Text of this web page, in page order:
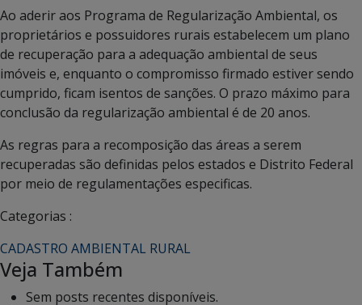
Ao aderir aos Programa de Regularização Ambiental, os
proprietários e possuidores rurais estabelecem um plano
de recuperação para a adequação ambiental de seus
imóveis e, enquanto o compromisso firmado estiver sendo
cumprido, ficam isentos de sanções. O prazo máximo para
conclusão da regularização ambiental é de 20 anos.
As regras para a recomposição das áreas a serem
recuperadas são definidas pelos estados e Distrito Federal
por meio de regulamentações especificas.
Categorias :
CADASTRO AMBIENTAL RURAL
Veja Também
Sem posts recentes disponíveis.